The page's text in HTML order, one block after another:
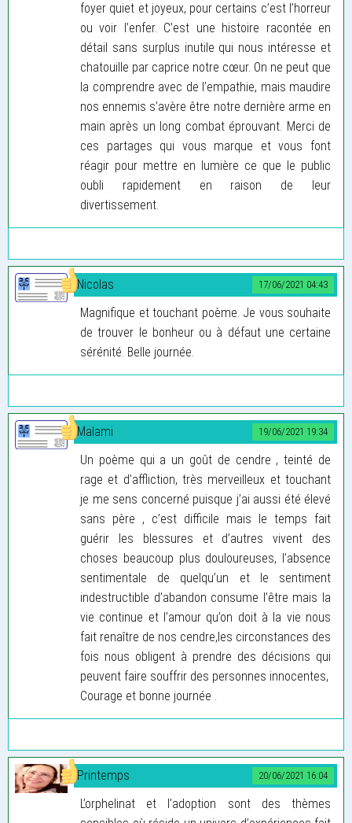
foyer quiet et joyeux, pour certains c’est l’horreur
ou voir l’enfer. C’est une histoire racontée en
détail sans surplus inutile qui nous intéresse et
chatouille par caprice notre cœur. On ne peut que
la comprendre avec de l’empathie, mais maudire
nos ennemis s’avère être notre dernière arme en
main après un long combat éprouvant. Merci de
ces partages qui vous marque et vous font
réagir pour mettre en lumière ce que le public
oubli rapidement en raison de leur
divertissement.
17/06/2021 04:43
Nicolas
Magnifique et touchant poème. Je vous souhaite
de trouver le bonheur ou à défaut une certaine
sérénité. Belle journée.
19/06/2021 19:34
Malami
Un poème qui a un goût de cendre , teinté de
rage et d’affliction, très merveilleux et touchant
je me sens concerné puisque j’ai aussi été élevé
sans père , c’est difficile mais le temps fait
guérir les blessures et d’autres vivent des
choses beaucoup plus douloureuses, l’absence
sentimentale de quelqu’un et le sentiment
indestructible d’abandon consume l’être mais la
vie continue et l’amour qu’on doit à la vie nous
fait renaître de nos cendre,les circonstances des
fois nous obligent à prendre des décisions qui
peuvent faire souffrir des personnes innocentes,
Courage et bonne journée .
20/06/2021 16:04
Printemps
L’orphelinat et l’adoption sont des thèmes